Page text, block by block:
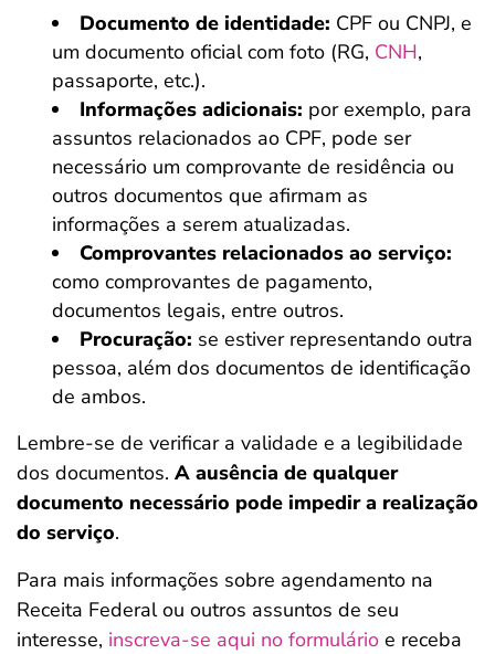
Documento de identidade: CPF ou CNPJ, e
um documento oficial com foto (RG, CNH,
passaporte, etc.).
Informações adicionais: por exemplo, para
assuntos relacionados ao CPF, pode ser
necessário um comprovante de residência ou
outros documentos que afirmam as
informações a serem atualizadas.
Comprovantes relacionados ao serviço:
como comprovantes de pagamento,
documentos legais, entre outros.
Procuração: se estiver representando outra
pessoa, além dos documentos de identificação
de ambos.
Lembre-se de verificar a validade e a legibilidade
dos documentos. A ausência de qualquer
documento necessário pode impedir a realização
do serviço.
Para mais informações sobre agendamento na
Receita Federal ou outros assuntos de seu
interesse, inscreva-se aqui no formulário e receba